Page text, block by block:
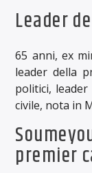
Leader
65 anni, ex
leader della
politici,
civile, nota in
premier